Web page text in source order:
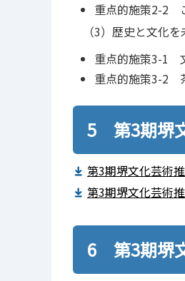
重点的施策2-2
（3）歴史と文化
重点的施策3-1
重点的施策3-2
5 第3期堺
第3期堺文化芸術
第3期堺文化芸術
6 第3期堺